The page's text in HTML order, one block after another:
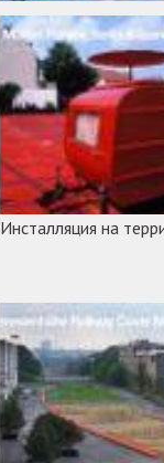
Инсталляция на